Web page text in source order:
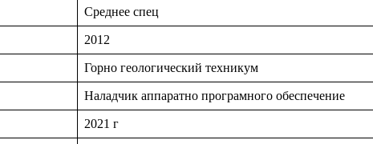
Среднее спец
2012
Горно геологический техникум
Наладчик аппаратно програмного обеспечение
2021 г